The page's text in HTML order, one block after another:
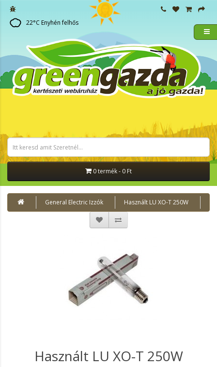
22°C Enyhén felhős
0 termék - 0 Ft
General Electric Izzók Használt LU XO-T 250W
Használt LU XO-T 250W